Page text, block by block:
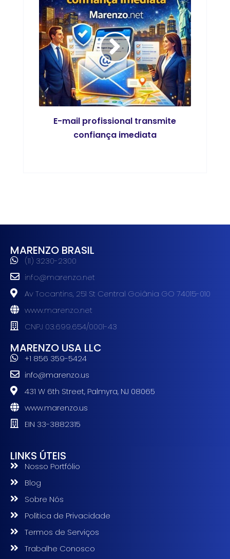
E-mail profissional transmite
confiança imediata
MARENZO BRASIL
(11) 3230-2300
info@marenzo.net
Av Tocantins, 251 St Central Goiânia GO 74015-010
www.marenzo.net
CNPJ 03.699.654/0001-43
MARENZO USA LLC
+1 856 359-5424
info@marenzo.us
431 W 6th Street, Palmyra, NJ 08065
www.marenzo.us
EIN 33-3882315
LINKS ÚTEIS
Nosso Portfólio
Blog
Sobre Nós
Política de Privacidade
Termos de Serviços
Trabalhe Conosco